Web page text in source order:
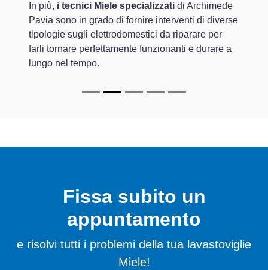
In più, i tecnici Miele specializzati di Archimede
Pavia sono in grado di fornire interventi di diverse
tipologie sugli elettrodomestici da riparare per
farli tornare perfettamente funzionanti e durare a
lungo nel tempo.
Fissa subito un
appuntamento
e risolvi tutti i problemi della tua lavastoviglie
Miele!